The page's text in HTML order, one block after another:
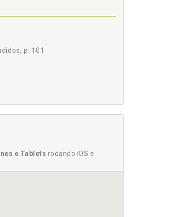
p. 140
p. 160
p. 101
45
à criminalidade, p. 23
e Tablets rodando iOS e